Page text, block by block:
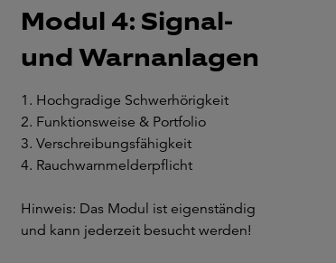
Modul 4: Signal-
und Warnanlagen
1. Hochgradige Schwerhörigkeit
2. Funktionsweise & Portfolio
3. Verschreibungsfähigkeit
4. Rauchwarnmelderpflicht
Hinweis: Das Modul ist eigenständig
und kann jederzeit besucht werden!